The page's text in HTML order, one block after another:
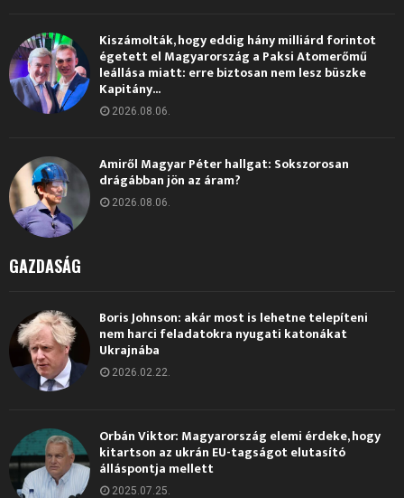
Kiszámolták, hogy eddig hány milliárd forintot
égetett el Magyarország a Paksi Atomerőmű
leállása miatt: erre biztosan nem lesz büszke
Kapitány...
2026.08.06.
Amiről Magyar Péter hallgat: Sokszorosan
drágábban jön az áram?
2026.08.06.
GAZDASÁG
Boris Johnson: akár most is lehetne telepíteni
nem harci feladatokra nyugati katonákat
Ukrajnába
2026.02.22.
Orbán Viktor: Magyarország elemi érdeke, hogy
kitartson az ukrán EU-tagságot elutasító
álláspontja mellett
2025.07.25.